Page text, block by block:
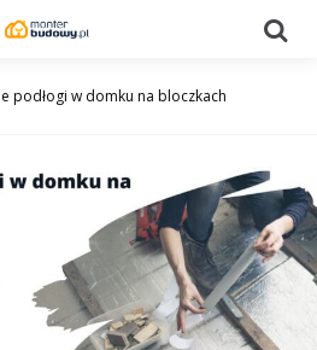
podłogi w domku na bloczkach